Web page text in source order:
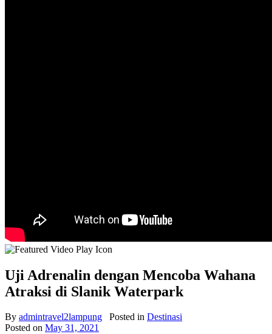
Uji Adrenalin dengan Mencoba Wahana
Atraksi di Slanik Waterpark
By admintravel2lampung Posted in Destinasi
Posted on May 31, 2021